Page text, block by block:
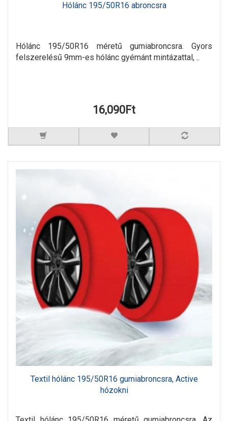
Hólánc 195/50R16 abroncsra
Hólánc 195/50R16 méretű gumiabroncsra. Gyors
felszerelésű 9mm-es hólánc gyémánt mintázattal, ..
16,090Ft
Textil hólánc 195/50R16 gumiabroncsra, Active
hózokni